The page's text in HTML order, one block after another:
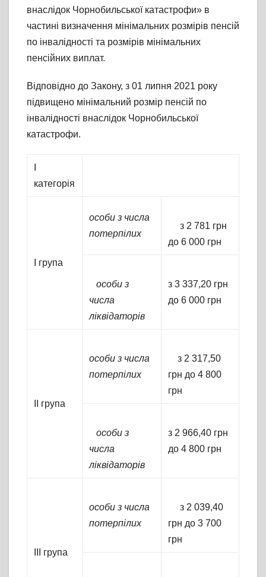
внаслідок Чорнобильської катастрофи» в
частині визначення мінімальних розмірів пенсій
по інвалідності та розмірів мінімальних
пенсійних виплат.
Відповідно до Закону, з 01 липня 2021 року
підвищено мінімальний розмір пенсій по
інвалідності внаслідок Чорнобильської
катастрофи.
категорія
І група
особи з числа
потерпілих
з 2 781 грн
до 6 000 грн
особи з
числа
ліквідаторів
з 3 337,20 грн
до 6 000 грн
ІІ група
особи з числа
потерпілих
з 2 317,50
грн до 4 800
грн
особи з
числа
ліквідаторів
з 2 966,40 грн
до 4 800 грн
ІІІ група
особи з числа
потерпілих
з 2 039,40
грн до 3 700
грн